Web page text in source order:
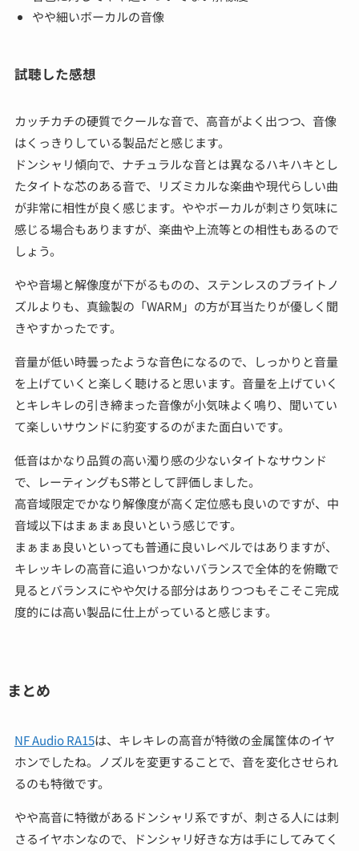
やや細いボーカルの音像
試聴した感想
カッチカチの硬質でクールな音で、高音がよく出つつ、音像
はくっきりしている製品だと感じます。
ドンシャリ傾向で、ナチュラルな音とは異なるハキハキとし
たタイトな芯のある音で、リズミカルな楽曲や現代らしい曲
が非常に相性が良く感じます。ややボーカルが刺さり気味に
感じる場合もありますが、楽曲や上流等との相性もあるので
しょう。
やや音場と解像度が下がるものの、ステンレスのブライトノ
ズルよりも、真鍮製の「WARM」の方が耳当たりが優しく聞
きやすかったです。
音量が低い時曇ったような音色になるので、しっかりと音量
を上げていくと楽しく聴けると思います。音量を上げていく
とキレキレの引き締まった音像が小気味よく鳴り、聞いてい
て楽しいサウンドに豹変するのがまた面白いです。
低音はかなり品質の高い濁り感の少ないタイトなサウンド
で、レーティングもS帯として評価しました。
高音域限定でかなり解像度が高く定位感も良いのですが、中
音域以下はまぁまぁ良いという感じです。
まぁまぁ良いといっても普通に良いレベルではありますが、
キレッキレの高音に追いつかないバランスで全体的を俯瞰で
見るとバランスにやや欠ける部分はありつつもそこそこ完成
度的には高い製品に仕上がっていると感じます。
まとめ
NF Audio RA15は、キレキレの高音が特徴の金属筺体のイヤ
ホンでしたね。ノズルを変更することで、音を変化させられ
るのも特徴です。
やや高音に特徴があるドンシャリ系ですが、刺さる人には刺
さるイヤホンなので、ドンシャリ好きな方は手にしてみてく